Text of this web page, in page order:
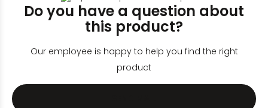
Do you have a question about
this product?
Our employee is happy to help you find the right
product